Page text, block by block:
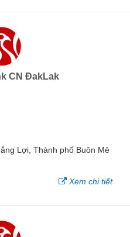
CN ĐakLak
Lợi, Thành phố Buôn Mê
Xem chi tiết